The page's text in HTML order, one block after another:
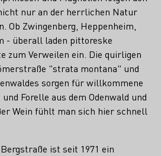
nur an der herrlichen Natur
Ob Zwingenberg, Heppenheim,
- überall laden pittoreske
zum Verweilen ein. Die quirligen
"strata montana" und
sorgen für willkommene
Forelle aus dem Odenwald und
Wein fühlt man sich hier schnell
ist seit 1971 ein